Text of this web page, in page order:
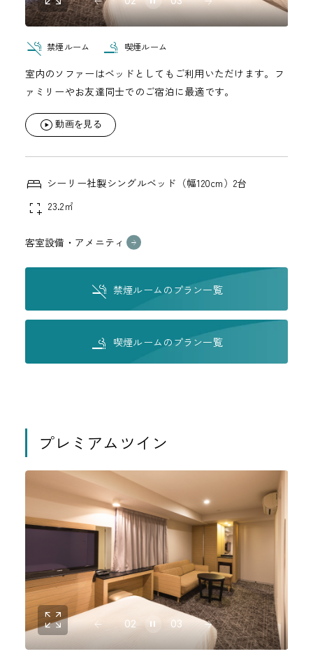
禁煙ルーム 喫煙ルーム
室内のソファーはベッドとしてもご利用いただけます。フ
ァミリーやお友達同士でのご宿泊に最適です。
動画を見る
シーリー社製シングルベッド（幅120cm）2台
23.2㎡
客室設備・アメニティ
禁煙ルームのプラン一覧
喫煙ルームのプラン一覧
プレミアムツイン
02 03